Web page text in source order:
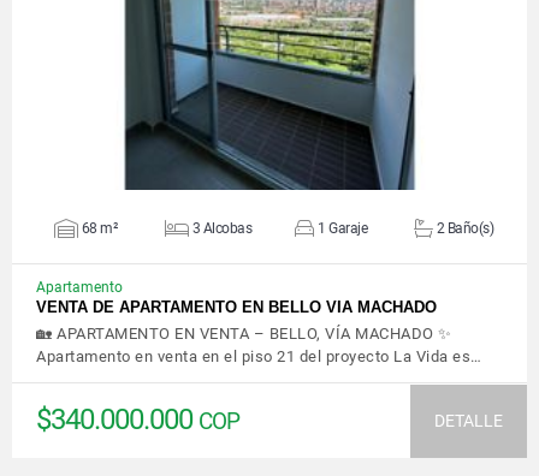
VER DETALLES
68 m² 3 Alcobas 1 Garaje 2 Baño(s)
Apartamento
VENTA DE APARTAMENTO EN BELLO VIA MACHADO
🏡 APARTAMENTO EN VENTA – BELLO, VÍA MACHADO ✨
Apartamento en venta en el piso 21 del proyecto La Vida es…
$340.000.000 COP DETALLE